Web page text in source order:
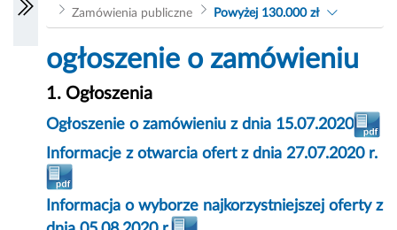
Zamówienia publiczne
Powyżej 130.000 zł
ogłoszenie o zamówieniu
1. Ogłoszenia
Ogłoszenie o zamówieniu z dnia 15.07.2020
Informacje z otwarcia ofert z dnia 27.07.2020 r.
Informacja o wyborze najkorzystniejszej oferty z